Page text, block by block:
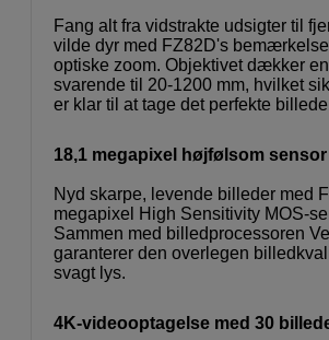
Fang alt fra vidstrakte udsigter til
vilde dyr med FZ82D's
optiske zoom. Objektivet dækker
svarende til 20-1200 mm, hvilket
er klar til at tage det perfekte
18,1 megapixel højfølsom sensor
Nyd skarpe, levende billeder med
megapixel High Sensitivity MOS-
Sammen med billedprocessoren
garanterer den overlegen
svagt lys.
4K-videooptagelse med 30